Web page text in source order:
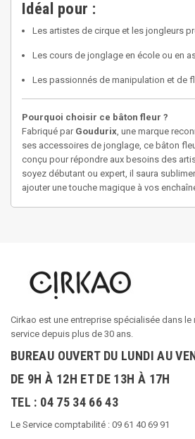
Idéal pour :
Les artistes de cirque et les jongleurs
Les cours de jonglage en école ou en
Les passionnés de manipulation et de
Pourquoi choisir ce bâton fleur ?
Fabriqué par Goudurix , une marque
ses accessoires de jonglage, ce bâton
conçu pour répondre aux besoins des
soyez débutant ou expert, il saura
ajouter une touche magique à vos
Cirkao est une entreprise spécialisée dans le
service depuis plus de 30 ans.
BUREAU OUVERT DU LUNDI AU
DE 9H À 12H ET DE 13H À 17H
TEL : 04 75 34 66 43
Le Service comptabilité : 09 61 40 69 91